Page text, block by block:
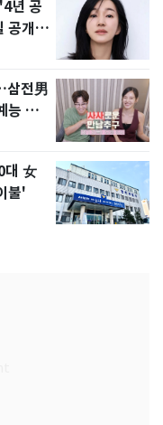
년 공
공개
삼전男
능 화
대 女
불'